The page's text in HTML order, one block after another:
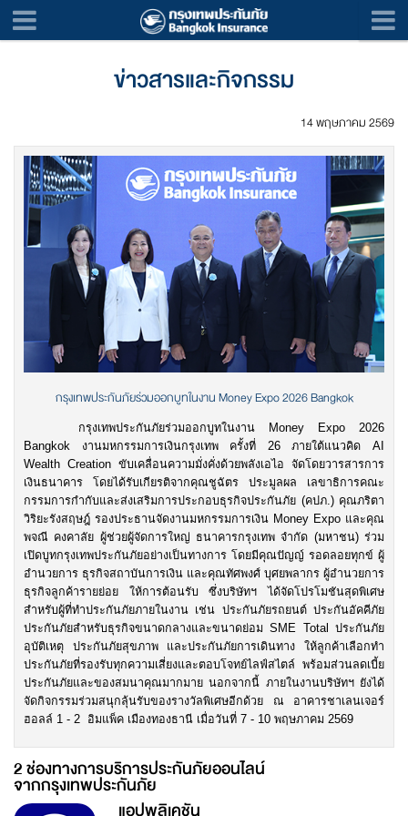
ข่าวสารและกิจกรรม
14 พฤษภาคม 2569
กรุงเทพประกันภัยร่วมออกบูทในงาน Money Expo 2026 Bangkok
กรุงเทพประกันภัยร่วมออกบูทในงาน Money Expo 2026
Bangkok งานมหกรรมการเงินกรุงเทพ ครั้งที่ 26 ภายใต้แนวคิด AI
Wealth Creation ขับเคลื่อนความมั่งคั่งด้วยพลังเอไอ จัดโดยวารสารการ
เงินธนาคาร โดยได้รับเกียรติจากคุณชูฉัตร ประมูลผล เลขาธิการคณะ
กรรมการกำกับและส่งเสริมการประกอบธุรกิจประกันภัย (คปภ.) คุณภริตา
วิริยะรังสฤษฎ์ รองประธานจัดงานมหกรรมการเงิน Money Expo และคุณ
พจณี คงคาลัย ผู้ช่วยผู้จัดการใหญ่ ธนาคารกรุงเทพ จำกัด (มหาชน) ร่วม
เปิดบูทกรุงเทพประกันภัยอย่างเป็นทางการ โดยมีคุณปัญญ์ รอดลอยทุกข์ ผู้
อำนวยการ ธุรกิจสถาบันการเงิน และคุณทัศพงศ์ บุศยพลากร ผู้อำนวยการ
ธุรกิจลูกค้ารายย่อย ให้การต้อนรับ ซึ่งบริษัทฯ ได้จัดโปรโมชันสุดพิเศษ
สำหรับผู้ที่ทำประกันภัยภายในงาน เช่น ประกันภัยรถยนต์ ประกันอัคคีภัย
ประกันภัยสำหรับธุรกิจขนาดกลางและขนาดย่อม SME Total ประกันภัย
อุบัติเหตุ ประกันภัยสุขภาพ และประกันภัยการเดินทาง ให้ลูกค้าเลือกทำ
ประกันภัยที่รองรับทุกความเสี่ยงและตอบโจทย์ไลฟ์สไตล์ พร้อมส่วนลดเบี้ย
ประกันภัยและของสมนาคุณมากมาย นอกจากนี้ ภายในงานบริษัทฯ ยังได้
จัดกิจกรรมร่วมสนุกลุ้นรับของรางวัลพิเศษอีกด้วย ณ อาคารชาเลนเจอร์
ฮอลล์ 1 - 2 อิมแพ็ค เมืองทองธานี เมื่อวันที่ 7 - 10 พฤษภาคม 2569
2 ช่องทางการบริการประกันภัยออนไลน์
จากกรุงเทพประกันภัย